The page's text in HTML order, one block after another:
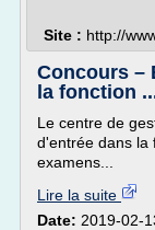
Site : http://
Concours –
la fonction
Le centre de
d'entrée dans la
examens...
Lire la suite
Date: 2019-02-